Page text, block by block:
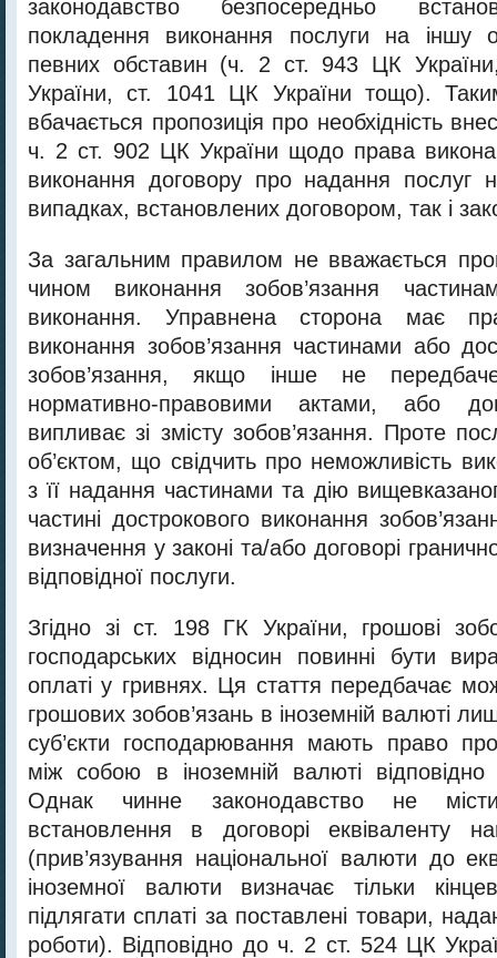
законодавство безпосередньо
покладення виконання послуги на іншу
певних обставин (ч. 2 ст. 943 ЦК
України, ст. 1041 ЦК України тощо).
вбачається пропозиція про необхідність
ч. 2 ст. 902 ЦК України щодо права
виконання договору про надання послуг
випадках, встановлених договором, так і
За загальним правилом не вважається
чином виконання зобов’язання
виконання. Управнена сторона має
виконання зобов’язання частинами або
зобов’язання, якщо інше не
нормативно-правовими актами, або
випливає зі змісту зобов’язання. Проте
об’єктом, що свідчить про неможливість
з її надання частинами та дію
частині дострокового виконання
визначення у законі та/або договорі
відповідної послуги.
Згідно зі ст. 198 ГК України, грошові
господарських відносин повинні бути
оплаті у гривнях. Ця стаття передбачає
грошових зобов’язань в іноземній валюті
суб’єкти господарювання мають право
між собою в іноземній валюті
Однак чинне законодавство не
встановлення в договорі еквіваленту
(прив’язування національної валюти до
іноземної валюти визначає тільки
підлягати сплаті за поставлені товари,
роботи). Відповідно до ч. 2 ст. 524 ЦК